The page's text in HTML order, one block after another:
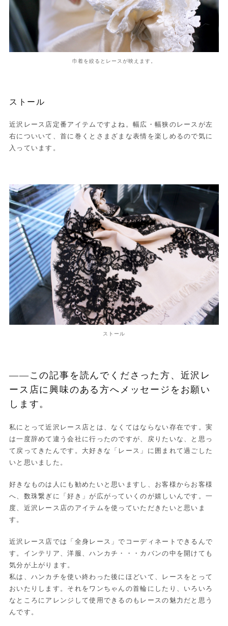
巾着を絞るとレースが映えます。
ストール
近沢レース店定番アイテムですよね。幅広・幅狭のレースが左
右についいて、首に巻くとさまざまな表情を楽しめるので気に
入っています。
ストール
——この記事を読んでくださった方、近沢レ
ース店に興味のある方へメッセージをお願い
します。
私にとって近沢レース店とは、なくてはならない存在です。実
は一度辞めて違う会社に行ったのですが、戻りたいな、と思っ
て戻ってきたんです。大好きな「レース」に囲まれて過ごした
いと思いました。
好きなものは人にも勧めたいと思いますし、お客様からお客様
へ、数珠繋ぎに「好き」が広がっていくのが嬉しいんです。一
度、近沢レース店のアイテムを使っていただきたいと思いま
す。
近沢レース店では「全身レース」でコーディネートできるんで
す。インテリア、洋服、ハンカチ・・・カバンの中を開けても
気分が上がります。
私は、ハンカチを使い終わった後にほどいて、レースをとって
おいたりします。それをワンちゃんの首輪にしたり、いろいろ
なところにアレンジして使用できるのもレースの魅力だと思う
んです。